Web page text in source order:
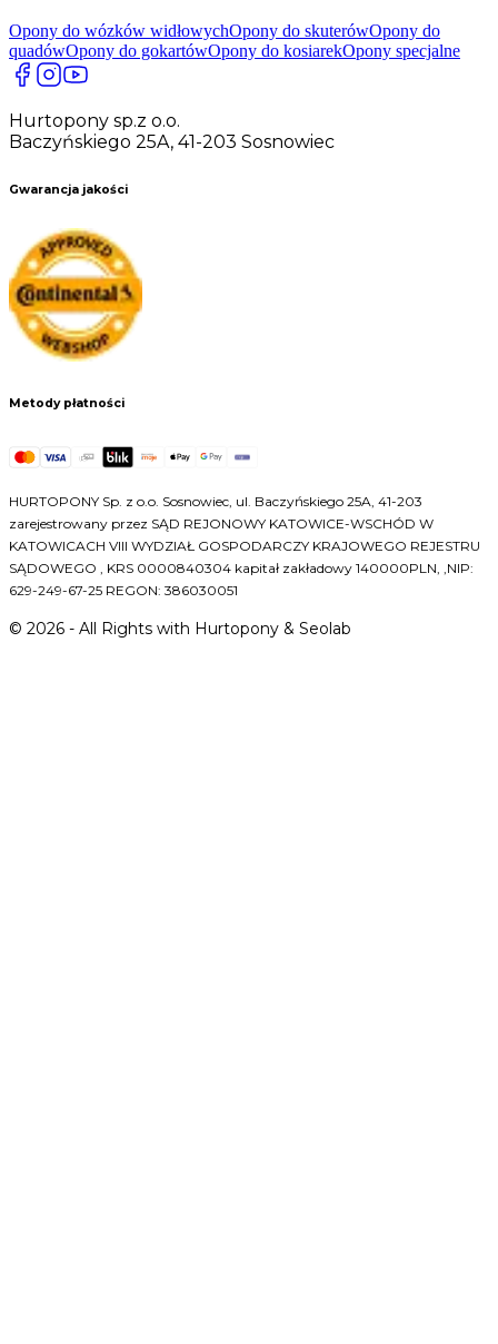
Opony do wózków widłowychOpony do skuterówOpony do
quadówOpony do gokartówOpony do kosiarekOpony specjalne
Hurtopony sp.z o.o.
Baczyńskiego 25A, 41-203 Sosnowiec
Gwarancja jakości
Metody płatności
HURTOPONY Sp. z o.o. Sosnowiec, ul. Baczyńskiego 25A, 41-203
zarejestrowany przez SĄD REJONOWY KATOWICE-WSCHÓD W
KATOWICACH VIII WYDZIAŁ GOSPODARCZY KRAJOWEGO REJESTRU
SĄDOWEGO , KRS 0000840304 kapitał zakładowy 140000PLN, ,NIP:
629-249-67-25 REGON: 386030051
© 2026 - All Rights with Hurtopony & Seolab